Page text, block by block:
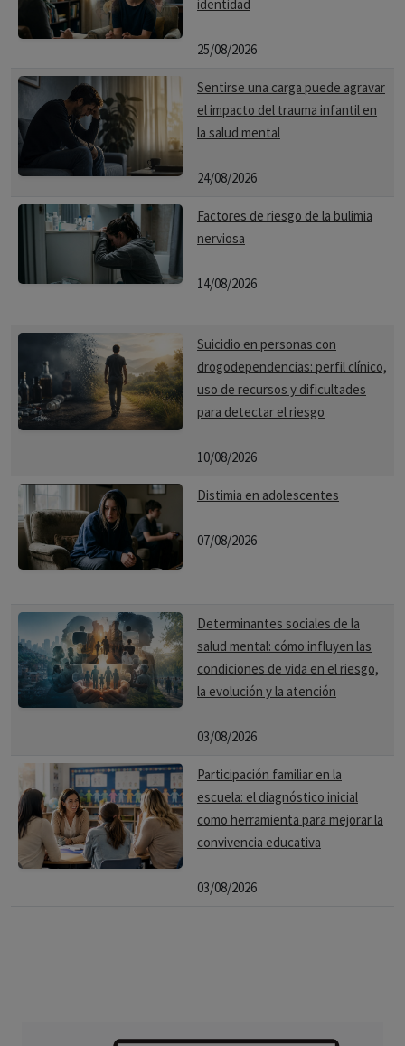
identidad
25/08/2026
Sentirse una carga puede agravar
el impacto del trauma infantil en
la salud mental
24/08/2026
Factores de riesgo de la bulimia
nerviosa
14/08/2026
Suicidio en personas con
drogodependencias: perfil clínico,
uso de recursos y dificultades
para detectar el riesgo
10/08/2026
Distimia en adolescentes
07/08/2026
Determinantes sociales de la
salud mental: cómo influyen las
condiciones de vida en el riesgo,
la evolución y la atención
03/08/2026
Participación familiar en la
escuela: el diagnóstico inicial
como herramienta para mejorar la
convivencia educativa
03/08/2026